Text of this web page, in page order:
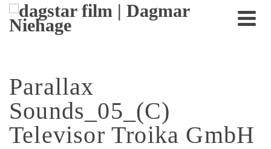
Parallax
Sounds_05_(C)
Televisor Troika GmbH